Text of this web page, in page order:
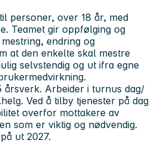
personer, over 18 år, med
Teamet gir oppfølging og
endring og
at den enkelte skal mestre
selvstendig og ut ifra egne
årsverk. Arbeider i turnus dag/
Ved å tilby tjenester på dag
overfor mottakere av
som er viktig og nødvendig.
ut 2027.